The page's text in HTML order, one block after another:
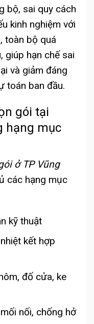
bộ, sai quy cách
kinh nghiệm với
toàn bộ quá
giúp hạn chế sai
và giảm đáng
toán ban đầu.
gói tại
hạng mục
ở TP Vũng
các hạng mục
kỹ thuật
kết hợp
đố cửa, ke
nối, chống hở